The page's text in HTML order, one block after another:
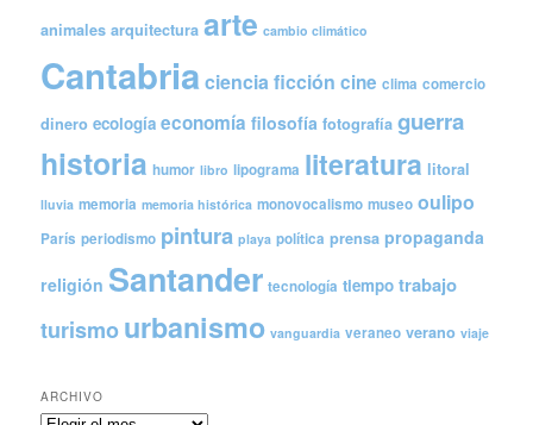
animales arquitectura arte cambio climático
Cantabriaciencia ficción cine clima comercio
dinero ecología economía filosofía fotografía guerra
historia humor libro lipograma literatura litoral
lluvia memoria memoria histórica monovocalismo museo oulipo
París periodismo pintura playa política prensa propaganda
religión Santander tecnología tiempo trabajo
turismourbanismo vanguardia veraneo verano viaje
ARCHIVO